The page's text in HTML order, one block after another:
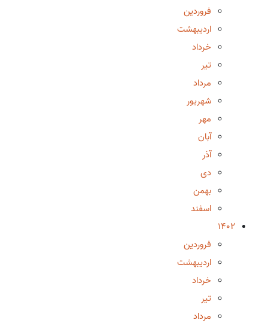
فروردین
اردیبهشت
خرداد
تیر
مرداد
شهریور
مهر
آبان
آذر
دی
بهمن
اسفند
1402
فروردین
اردیبهشت
خرداد
تیر
مرداد